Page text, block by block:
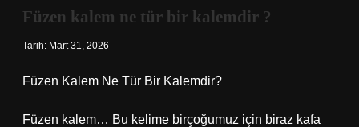
Füzen kalem ne tür bir kalemdir ?
Tarih: Mart 31, 2026
Füzen Kalem Ne Tür Bir Kalemdir?
Füzen kalem… Bu kelime birçoğumuz için biraz kafa